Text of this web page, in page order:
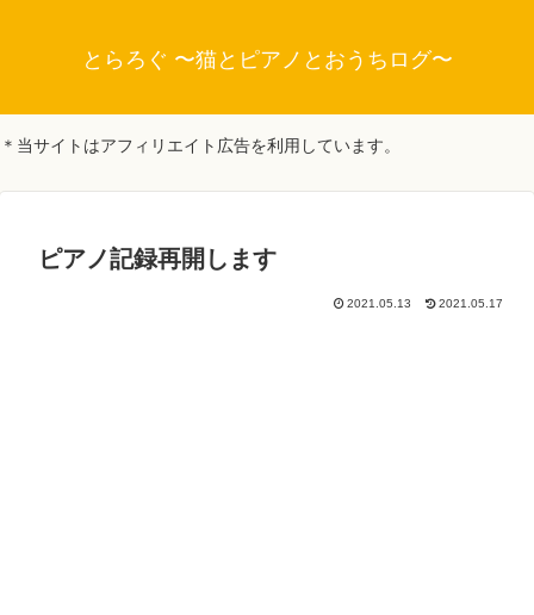
とらろぐ 〜猫とピアノとおうちログ〜
＊当サイトはアフィリエイト広告を利用しています。
ピアノ記録再開します
2021.05.13 2021.05.17